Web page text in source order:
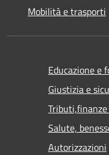
Mobilità e trasporti
Educazione e
Giustizia e
Salute,
Autorizzazioni